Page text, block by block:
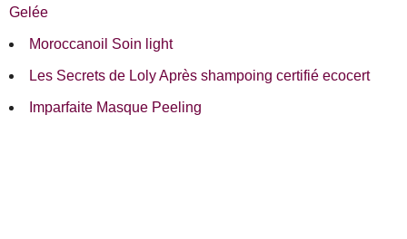
Gelée
Moroccanoil Soin light
Les Secrets de Loly Après shampoing certifié ecocert
Imparfaite Masque Peeling